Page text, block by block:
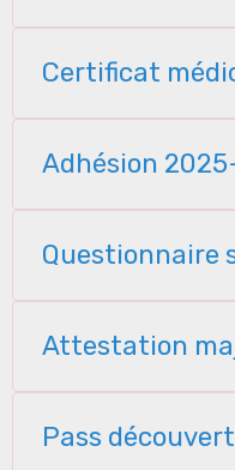
Certificat
Adhésion
Questionnaire
Attestation
Pass